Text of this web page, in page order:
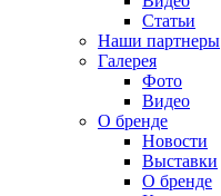
Статьи
Наши партнеры
Галерея
Фото
Видео
О бренде
Новости
Выставки
О бренде